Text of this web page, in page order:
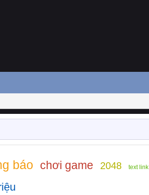
báo chơi game 2048 text link